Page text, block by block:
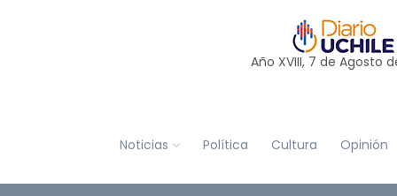
Año XVIII, 7 de Agosto
Noticias Política Cultura Opinión